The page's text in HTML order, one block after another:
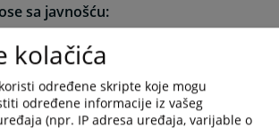
sa javnošću:
815 lokal: 122
10035PREGLEDA
kolačića
određene skripte koje mogu
određene informacije iz vašeg
(npr. IP adresa uređaja, varijable o